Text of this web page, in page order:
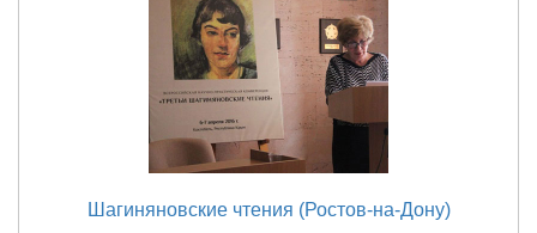
Шагиняновские чтения (Ростов-на-Дону)